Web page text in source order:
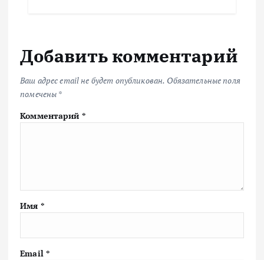
Добавить комментарий
Ваш адрес email не будет опубликован. Обязательные поля
помечены *
Комментарий *
Имя *
Email *